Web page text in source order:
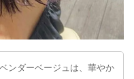
ンダーベージュは、華やか